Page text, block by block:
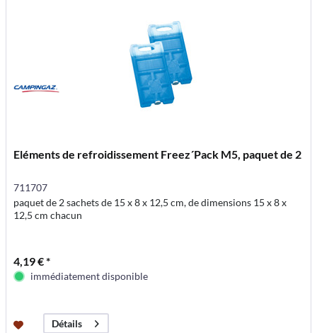
Eléments de refroidissement Freez´Pack M5, paquet de 2
711707
paquet de 2 sachets de 15 x 8 x 12,5 cm, de dimensions 15 x 8 x
12,5 cm chacun
4,19 € *
immédiatement disponible
Détails